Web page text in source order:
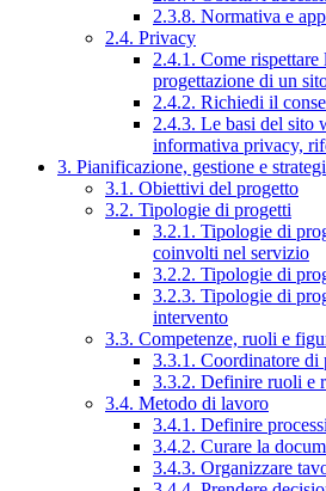
2.3.8. Normativa e
2.4. Privacy
2.4.1. Come
progettazione di un
2.4.2. Richiedi il
2.4.3. Le basi del sito
informativa privacy,
3. Pianificazione, gestione e
3.1. Obiettivi del progetto
3.2. Tipologie di progetti
3.2.1. Tipologie di
coinvolti nel servizio
3.2.2. Tipologie di
3.2.3. Tipologie di
intervento
3.3. Competenze, ruoli e
3.3.1. Coordinatore di
3.3.2. Definire ruoli e
3.4. Metodo di lavoro
3.4.1. Definire
3.4.2. Curare la
3.4.3. Organizzare